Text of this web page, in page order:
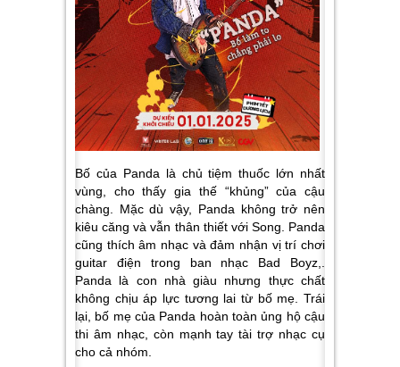
Bố của Panda là chủ tiệm thuốc lớn nhất
vùng, cho thấy gia thế “khủng” của cậu
chàng. Mặc dù vậy, Panda không trở nên
kiêu căng và vẫn thân thiết với Song. Panda
cũng thích âm nhạc và đảm nhận vị trí chơi
guitar điện trong ban nhạc Bad Boyz,.
Panda là con nhà giàu nhưng thực chất
không chịu áp lực tương lai từ bố mẹ. Trái
lại, bố mẹ của Panda hoàn toàn ủng hộ cậu
thi âm nhạc, còn mạnh tay tài trợ nhạc cụ
cho cả nhóm.